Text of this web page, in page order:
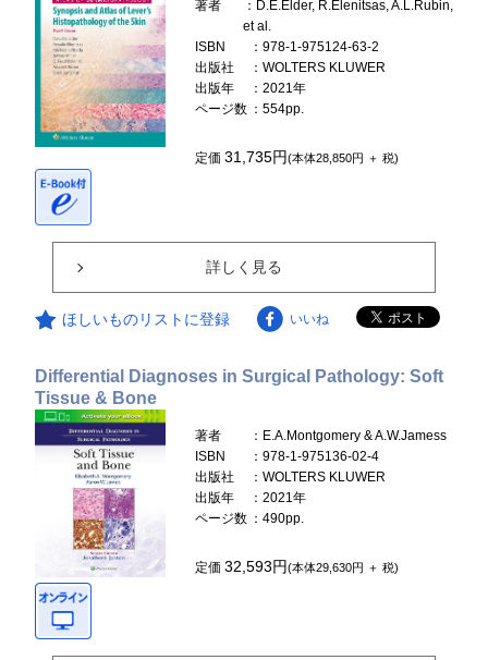
著者
：D.E.Elder, R.Elenitsas, A.L.Rubin,
et al.
ISBN
：978-1-975124-63-2
出版社
：WOLTERS KLUWER
出版年
：2021年
ページ数 ：554pp.
定価31,735円(本体28,850円 ＋ 税)
詳しく見る
ほしいものリストに登録 いいね
Differential Diagnoses in Surgical Pathology: Soft
Tissue & Bone
著者
：E.A.Montgomery & A.W.Jamess
ISBN
：978-1-975136-02-4
出版社
：WOLTERS KLUWER
出版年
：2021年
ページ数 ：490pp.
定価32,593円(本体29,630円 ＋ 税)